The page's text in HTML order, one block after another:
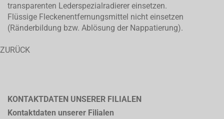
transparenten Lederspezialradierer einsetzen.
Flüssige Fleckenentfernungsmittel nicht einsetzen
(Ränderbildung bzw. Ablösung der Nappatierung).
ZURÜCK
KONTAKTDATEN UNSERER FILIALEN
Kontaktdaten unserer Filialen